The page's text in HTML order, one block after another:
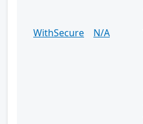
WithSecure
N/A